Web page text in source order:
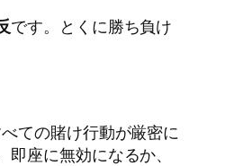
です。とくに勝ち負け
ての賭け行動が厳密に
座に無効になるか、